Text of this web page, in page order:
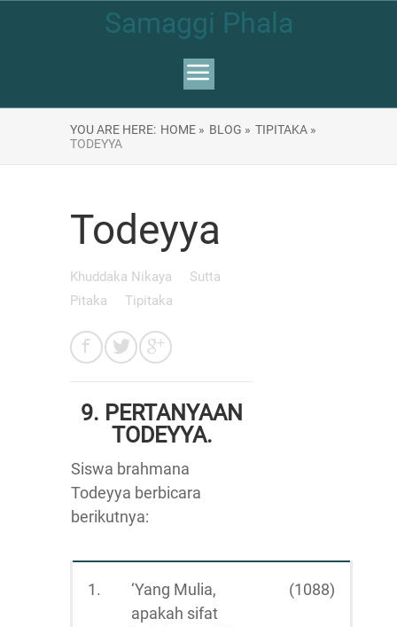
Samaggi Phala
YOU ARE HERE: HOME » BLOG » TIPITAKA »
TODEYYA
Todeyya
Khuddaka Nikaya
Sutta
Pitaka
Tipitaka
9. PERTANYAAN
TODEYYA.
Siswa brahmana
Todeyya berbicara
berikutnya:
1.
‘Yang Mulia,
apakah sifat
(1088)